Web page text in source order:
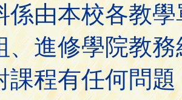
係由本校各教
、進修學院教
課程有任何問